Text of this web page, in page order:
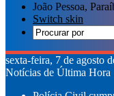
João Pessoa,
Switch skin
sexta-feira, 7 de agosto
Notícias de Última Hora